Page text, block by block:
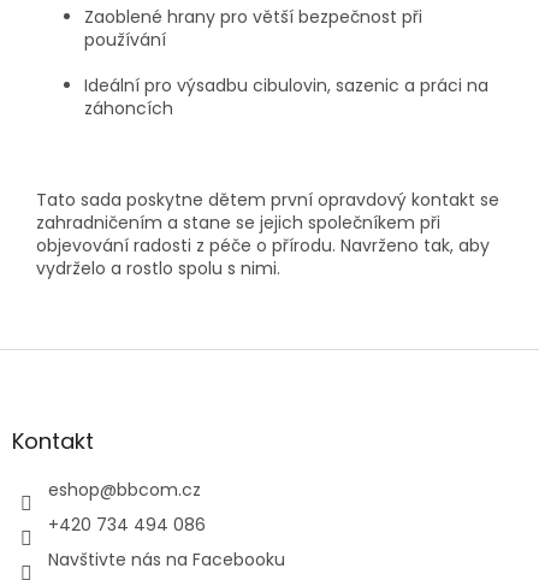
Zaoblené hrany pro větší bezpečnost při
používání
Ideální pro výsadbu cibulovin, sazenic a práci na
záhoncích
Tato sada poskytne dětem první opravdový kontakt se
zahradničením a stane se jejich společníkem při
objevování radosti z péče o přírodu. Navrženo tak, aby
vydrželo a rostlo spolu s nimi.
Z
aKontakt
eshop@bbcom.cz
+420 734 494 086
Navštivte nás na Facebooku